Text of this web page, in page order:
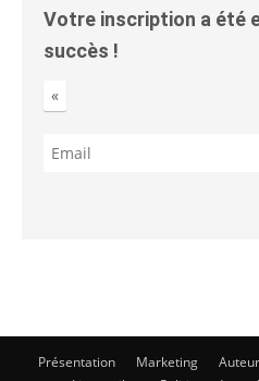
Votre inscription a été
succès !
«
Présentation Marketing